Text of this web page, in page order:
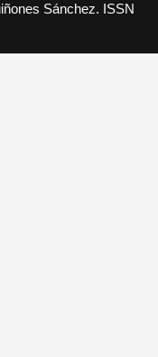
Sánchez. ISSN